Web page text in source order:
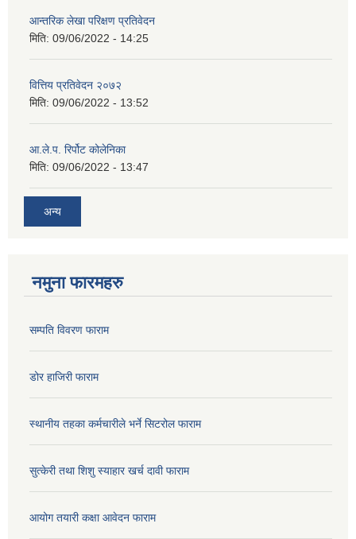
आन्तरिक लेखा परिक्षण प्रतिवेदन
मिति: 09/06/2022 - 14:25
वित्तिय प्रतिवेदन २०७२
मिति: 09/06/2022 - 13:52
आ.ले.प. रिर्पोट कोलेनिका
मिति: 09/06/2022 - 13:47
अन्य
नमुना फारमहरु
सम्पति विवरण फाराम
डोर हाजिरी फाराम
स्थानीय तहका कर्मचारीले भर्ने सिटरोल फाराम
सुत्केरी तथा शिशु स्याहार खर्च दावी फाराम
आयोग तयारी कक्षा आवेदन फाराम